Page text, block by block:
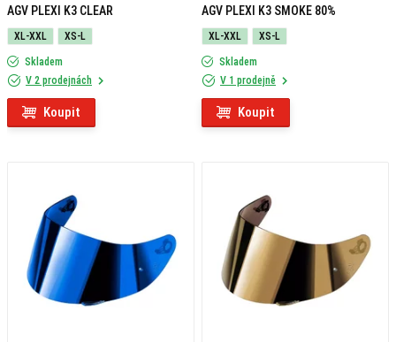
AGV PLEXI K3 CLEAR
XL-XXL XS-L
Skladem
V 2 prodejnách
Koupit
AGV PLEXI K3 SMOKE 80%
XL-XXL XS-L
Skladem
V 1 prodejně
Koupit